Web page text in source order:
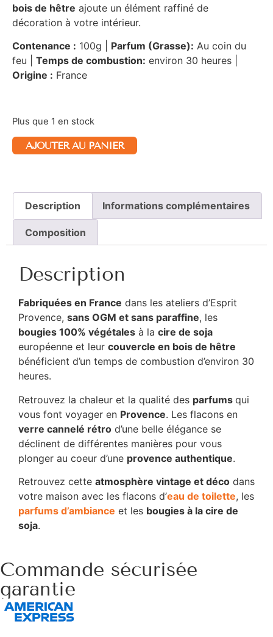
bois de hêtre ajoute un élément raffiné de
décoration à votre intérieur.
Contenance : 100g | Parfum (Grasse): Au coin du
feu | Temps de combustion: environ 30 heures |
Origine : France
Plus que 1 en stock
AJOUTER AU PANIER
Description Informations complémentaires
Composition
Description
Fabriquées en France dans les ateliers d’Esprit
Provence, sans OGM et sans paraffine, les
bougies 100% végétales à la cire de soja
européenne et leur couvercle en bois de hêtre
bénéficient d’un temps de combustion d’environ 30
heures.
Retrouvez la chaleur et la qualité des parfums qui
vous font voyager en Provence. Les flacons en
verre cannelé rétro d’une belle élégance se
déclinent de différentes manières pour vous
plonger au coeur d’une provence authentique.
Retrouvez cette atmosphère vintage et déco dans
votre maison avec les flacons d’eau de toilette, les
parfums d’ambiance et les bougies à la cire de
soja.
Commande sécurisée
garantie